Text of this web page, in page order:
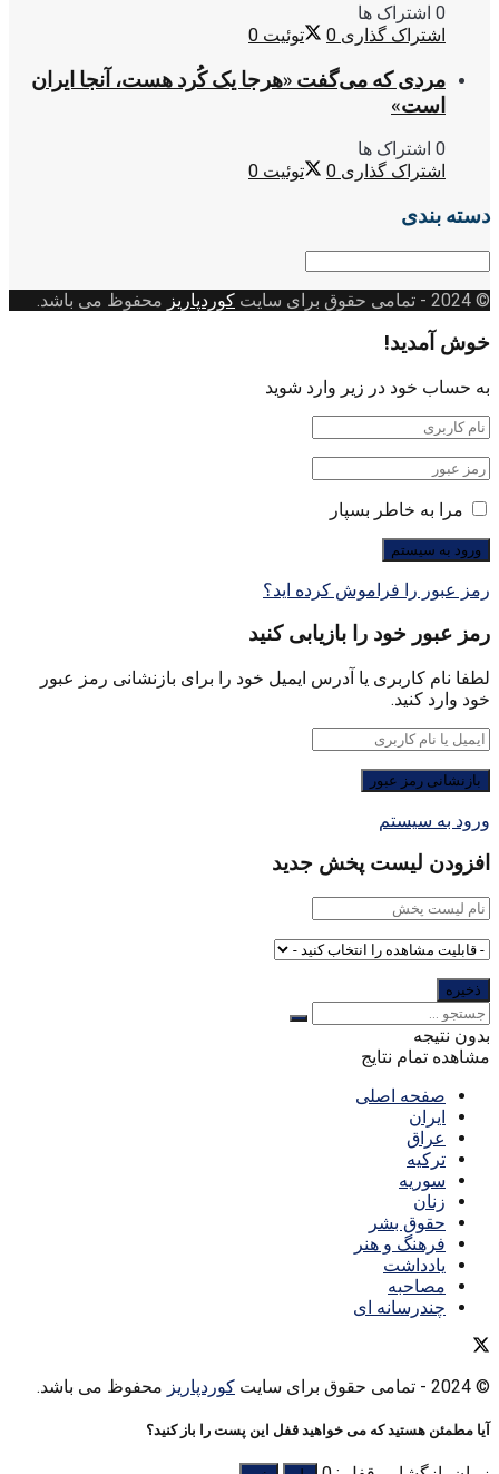
0 اشتراک ها
اشتراک گذاری 0 توئیت 0
مردی که می‌گفت «هرجا یک کُرد هست، آنجا ایران
است»
0 اشتراک ها
اشتراک گذاری 0 توئیت 0
دسته بندی
دسته
© 2024
- تمامی حقوق برای سایت کوردپاریز محفوظ می باشد.
خوش آمدید!
به حساب خود در زیر وارد شوید
مرا به خاطر بسپار
رمز عبور را فراموش کرده اید؟
رمز عبور خود را بازیابی کنید
لطفا نام کاربری یا آدرس ایمیل خود را برای بازنشانی رمز عبور
خود وارد کنید.
ورود به سیستم
افزودن لیست پخش جدید
بدون نتیجه
مشاهده تمام نتایج
صفحه اصلی
ایران
عراق
ترکیه
سوریه
زنان
حقوق بشر
فرهنگ و هنر
یادداشت
مصاحبه
چندرسانه ای
© 2024 - تمامی حقوق برای سایت کوردپاریز محفوظ می باشد.
آیا مطمئن هستید که می خواهید قفل این پست را باز کنید؟